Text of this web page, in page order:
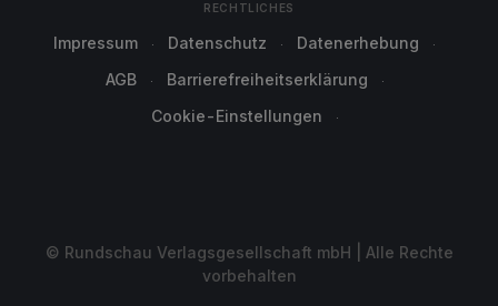
RECHTLICHES
Impressum Datenschutz
Datenerhebung
AGB
Barrierefreiheitserklärung
Cookie-Einstellungen
© Rundschau Verlagsgesellschaft mbH | Alle Rechte
vorbehalten